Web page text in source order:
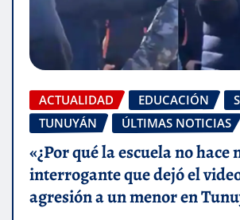
ACTUALIDAD EDUCACIÓN
TUNUYÁN
ÚLTIMAS NOTICIAS
«¿Por qué la escuela no hace
interrogante que dejó el
agresión a un menor en